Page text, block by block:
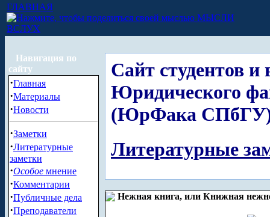
ГЛАВНАЯ
МЫСЛИ
ВСЛУХ
Навигация по
сайту
·Главная
·Материалы
·Новости
·Заметки
·Литературные
заметки
·Особое мнение
·Комментарии
·Публичные дела
·Преподаватели
Сайт студентов
Юридического
(ЮрФака
Литературные
Нежная книга, или Книжная